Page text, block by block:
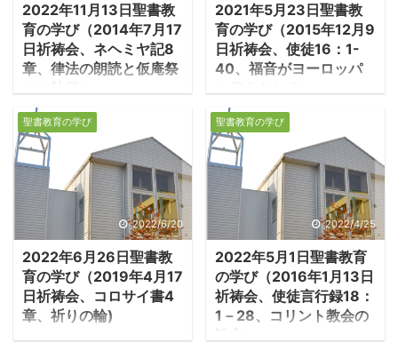
2022年11月13日聖書教
育の学び（2014年7月17
日祈祷会、ネヘミヤ記8
章、律法の朗読と仮庵祭
1.律法の朗読によって
人々は泣いた ・ネヘミ
ヤ記はエルサレムの城壁
修復のためのネヘミヤの
働きを彼の手記の形で物
語る（1‐7章）が、8章以
降は城壁再建後にネヘミ
ヤが行った様々の改革を
物語の形で描く。最初に
語られるのは、ネヘミヤ
がバビロンから読んだ律
2021年5月23日聖書教
育の学び（2015年12月9
日祈祷会、使徒16：1-
40、福音がヨーロッパ
1.テモテ、ルカ、伝道
旅行に加わる ・パウロ
は二度目の伝道旅行で、
テモテに出会い、彼を弟
子とする。テモテはギリ
シア人とユダヤ人の血が
混じった半ユダヤ人であ
った。彼は後にパウロの
最愛の弟子となる。 －使
徒16：1－5「パウロはデ
ルベにもリストラにも行
聖書教育の学び
2022/6/20
2022年6月26日聖書教
育の学び（2019年4月17
日祈祷会、コロサイ書4
章、祈りの輪)
１．パウロの最後の勧
聖書教育の学び
2022/4/25
2022年5月1日聖書教育
の学び（2016年1月13日
祈祷会、使徒言行録18：
1－28、コリント教会の